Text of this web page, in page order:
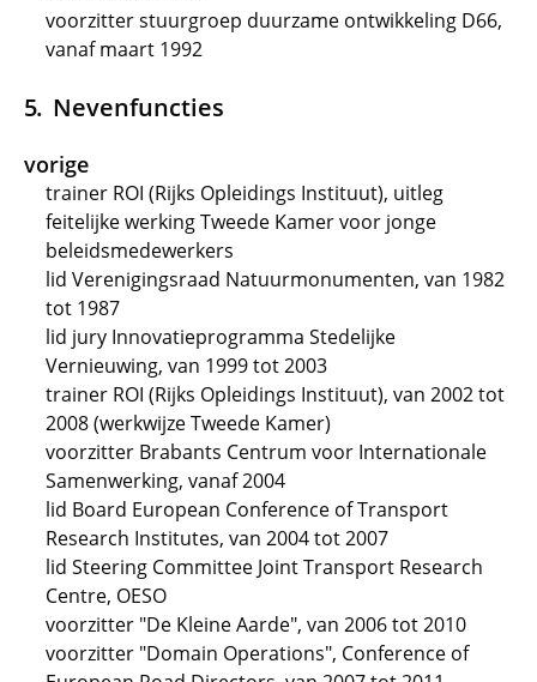
voorzitter stuurgroep duurzame ontwikkeling D66,
vanaf maart 1992
Nevenfuncties
vorige
trainer ROI (Rijks Opleidings Instituut), uitleg
feitelijke werking Tweede Kamer voor jonge
beleidsmedewerkers
lid Verenigingsraad Natuurmonumenten, van 1982
tot 1987
lid jury Innovatieprogramma Stedelijke
Vernieuwing, van 1999 tot 2003
trainer ROI (Rijks Opleidings Instituut), van 2002 tot
2008 (werkwijze Tweede Kamer)
voorzitter Brabants Centrum voor Internationale
Samenwerking, vanaf 2004
lid Board European Conference of Transport
Research Institutes, van 2004 tot 2007
lid Steering Committee Joint Transport Research
Centre, OESO
voorzitter "De Kleine Aarde", van 2006 tot 2010
voorzitter "Domain Operations", Conference of